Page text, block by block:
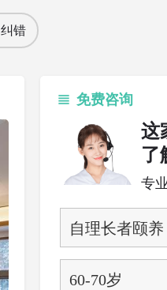
纠错
免费咨询
这
了
专